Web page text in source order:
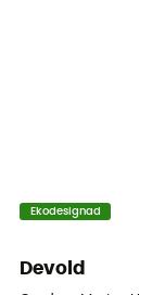
Ekodesignad
Devold